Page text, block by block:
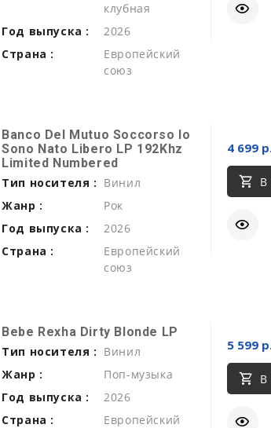
клубная
Год выпуска :
2026
Страна :
Европейский
союз
Banco Del Mutuo Soccorso Io
Sono Nato Libero LP 192Khz
Limited Numbered
Тип носителя : Винил
Жанр :
Рок
Год выпуска :
2026
Страна :
Европейский
союз
4 699
В
Bebe Rexha Dirty Blonde LP
Тип носителя : Винил
Жанр :
Поп-музыка
Год выпуска :
2026
Страна :
Европейский
5 599
В